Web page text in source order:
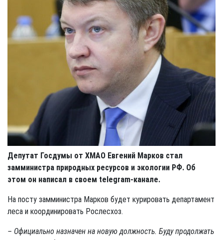
Депутат Госдумы от ХМАО Евгений Марков стал
замминистра природных ресурсов и экологии РФ. Об
этом он написал в своем telegram-канале.
На посту замминистра Марков будет курировать департамент
леса и координировать Рослесхоз.
– Официально назначен на новую должность. Буду продолжать